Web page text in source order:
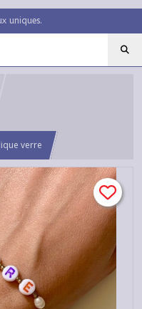
uniques.
verre